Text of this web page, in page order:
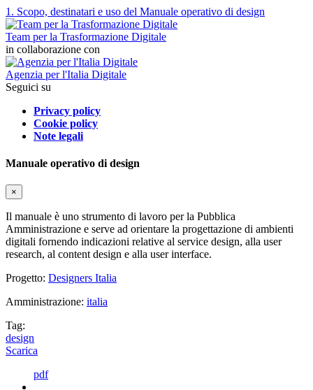
1. Scopo, destinatari e uso del Manuale operativo di design
Team per la Trasformazione Digitale
in collaborazione con
Agenzia per l'Italia Digitale
Seguici su
Privacy policy
Cookie policy
Note legali
Manuale operativo di design
×
Il manuale è uno strumento di lavoro per la Pubblica
Amministrazione e serve ad orientare la progettazione di ambienti
digitali fornendo indicazioni relative al service design, alla user
research, al content design e alla user interface.
Progetto: Designers Italia
Amministrazione: italia
Tag:
design
Scarica
pdf